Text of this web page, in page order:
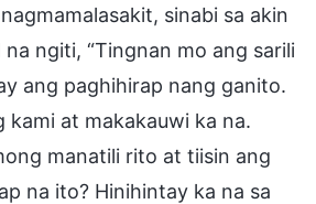
sinabi sa akin
ngiti, “Tingnan mo ang sarili
ang paghihirap nang ganito.
kami at makakauwi ka na.
manatili rito at tiisin ang
na ito? Hinihintay ka na sa